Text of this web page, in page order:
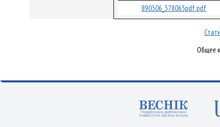
890306_378065pdf.pdf
Общее